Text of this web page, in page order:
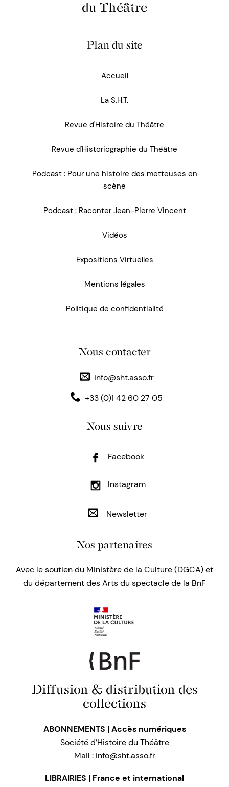
du Théâtre
Plan du site
Accueil
La S.H.T.
Revue d'Histoire du Théâtre
Revue d'Historiographie du Théâtre
Podcast : Pour une histoire des metteuses en
scène
Podcast : Raconter Jean-Pierre Vincent
Vidéos
Expositions Virtuelles
Mentions légales
Politique de confidentialité
Nous contacter
info@sht.asso.fr
+33 (0)1 42 60 27 05
Nous suivre
Facebook
Instagram
Newsletter
Nos partenaires
Avec le soutien du Ministère de la Culture (DGCA) et
du département des Arts du spectacle de la BnF
Diffusion & distribution des
collections
ABONNEMENTS | Accès numériques
Société d’Histoire du Théâtre
Mail : info@sht.asso.fr
LIBRAIRIES | France et international